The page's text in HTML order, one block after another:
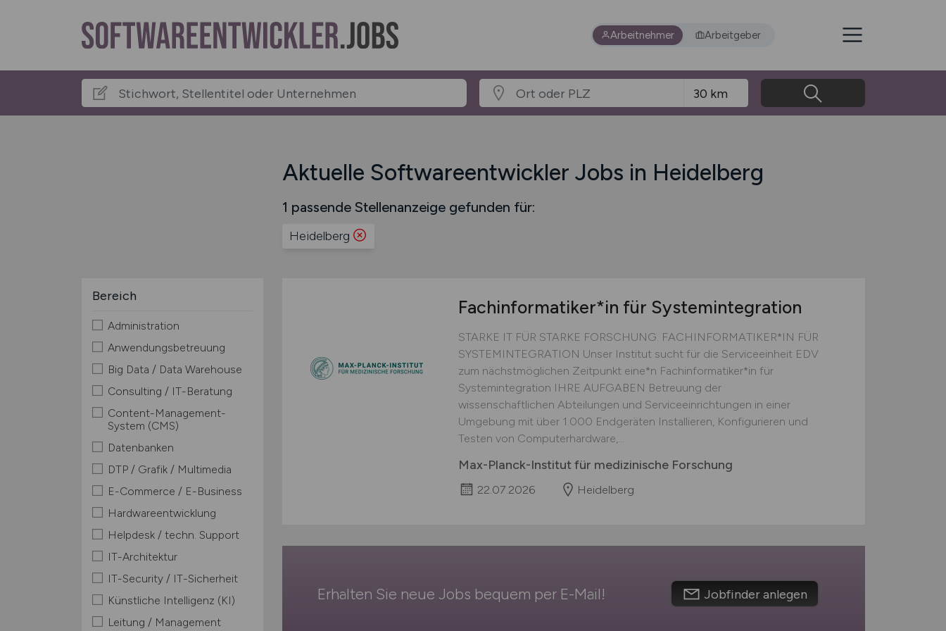
Arbeitnehmer Arbeitgeber
Aktuelle Softwareentwickler Jobs in Heidelberg
1 passende Stellenanzeige gefunden für:
Heidelberg
Bereich
Administration
Anwendungsbetreuung
Big Data / Data Warehouse
Consulting / IT-Beratung
Content-Management-
System (CMS)
Datenbanken
DTP / Grafik / Multimedia
E-Commerce / E-Business
Hardwareentwicklung
Helpdesk / techn. Support
IT-Architektur
IT-Security / IT-Sicherheit
Künstliche Intelligenz (KI)
Leitung / Management
Fachinformatiker*in für Systemintegration
STARKE IT FÜR STARKE FORSCHUNG. FACHINFORMATIKER*IN FÜR
SYSTEMINTEGRATION Unser Institut sucht für die Serviceeinheit EDV
zum nächstmöglichen Zeitpunkt eine*n Fachinformatiker*in für
Systemintegration IHRE AUFGABEN Betreuung der
wissenschaftlichen Abteilungen und Serviceeinrichtungen in einer
Umgebung mit über 1.000 Endgeräten Installieren, Konfigurieren und
Testen von Computerhardware,...
Max-Planck-Institut für medizinische Forschung
22.07.2026 Heidelberg
Erhalten Sie neue Jobs bequem per E-Mail! Jobfinder anlegen